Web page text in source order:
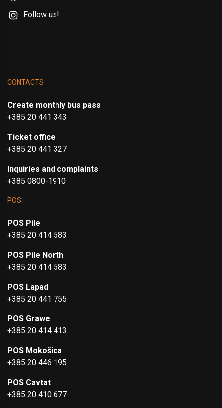
Follow us!
CONTACTS
Create monthly bus pass
+385 20 441 343
Ticket office
+385 20 441 327
Inquiries and complaints
+385 0800-1910
POS
POS Pile
+385 20 414 583
POS Pile North
+385 20 414 583
POS Lapad
+385 20 441 755
POS Grawe
+385 20 414 413
POS Mokošica
+385 20 446 195
POS Cavtat
+385 20 410 677